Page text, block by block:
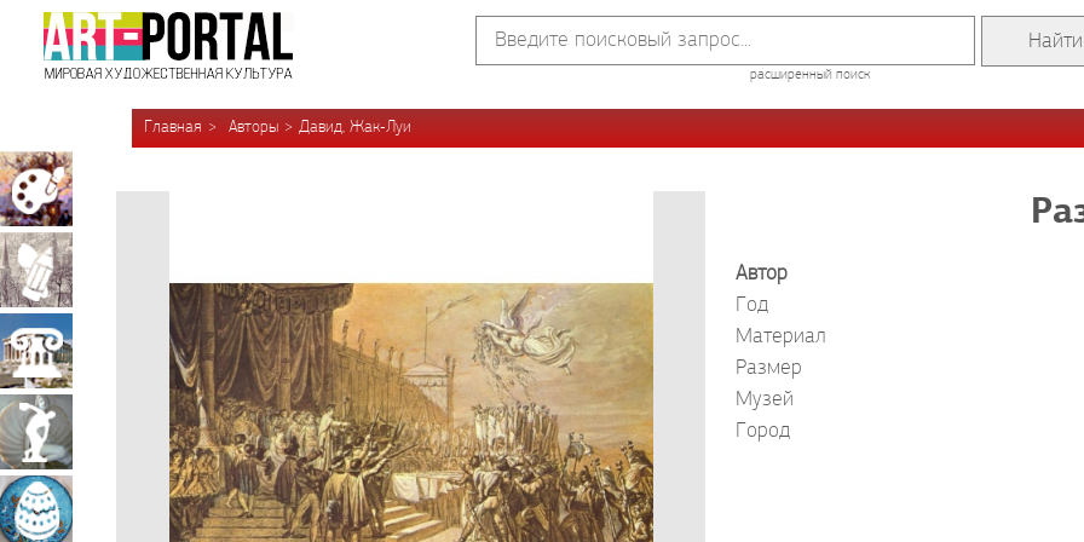
расширенный поиск
Главная Авторы Давид, Жак-Луи
Автор
Год
Материал
Размер
Музей
Город
Живопись
Архитектура
Скульптура
Декоративно-